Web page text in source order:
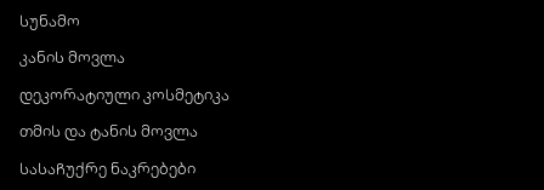
სუნამო
კანის მოვლა
დეკორატიული კოსმეტიკა
თმის და ტანის მოვლა
სასაჩუქრე ნაკრებები